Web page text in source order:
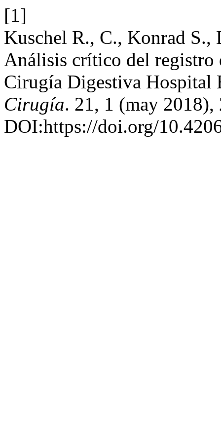
[1]
Kuschel R., C., Konrad S.,
Análisis crítico del registro
Cirugía Digestiva Hospital
Cirugía. 21, 1 (may 2018),
DOI:https://doi.org/